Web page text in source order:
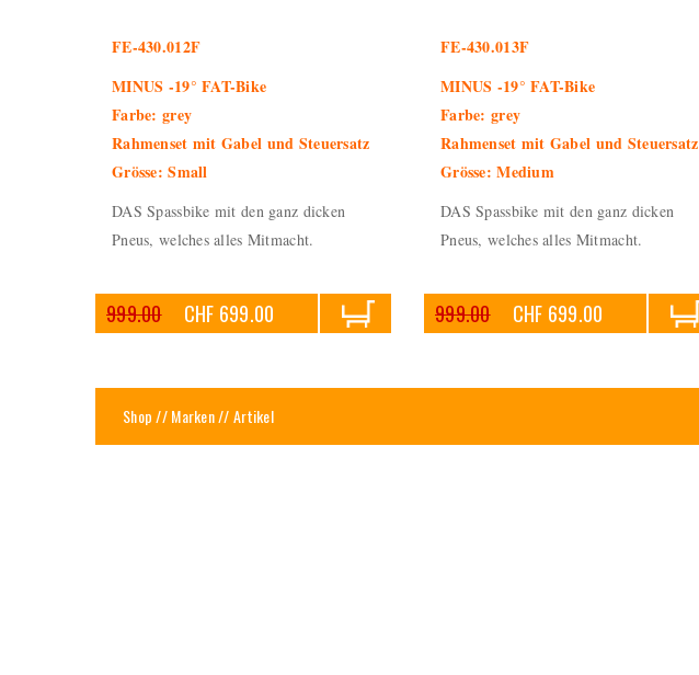
FE-430.012F
MINUS -19° FAT-Bike
Farbe: grey
Rahmenset mit Gabel und Steuersatz
Grösse: Small
DAS Spassbike mit den ganz dicken
Pneus, welches alles Mitmacht.
999.00 CHF 699.00
FE-430.013F
MINUS -19° FAT-Bike
Farbe: grey
Rahmenset mit Gabel und Steuersatz
Grösse: Medium
DAS Spassbike mit den ganz dicken
Pneus, welches alles Mitmacht.
999.00 CHF 699.00
Shop//Marken// Artikel